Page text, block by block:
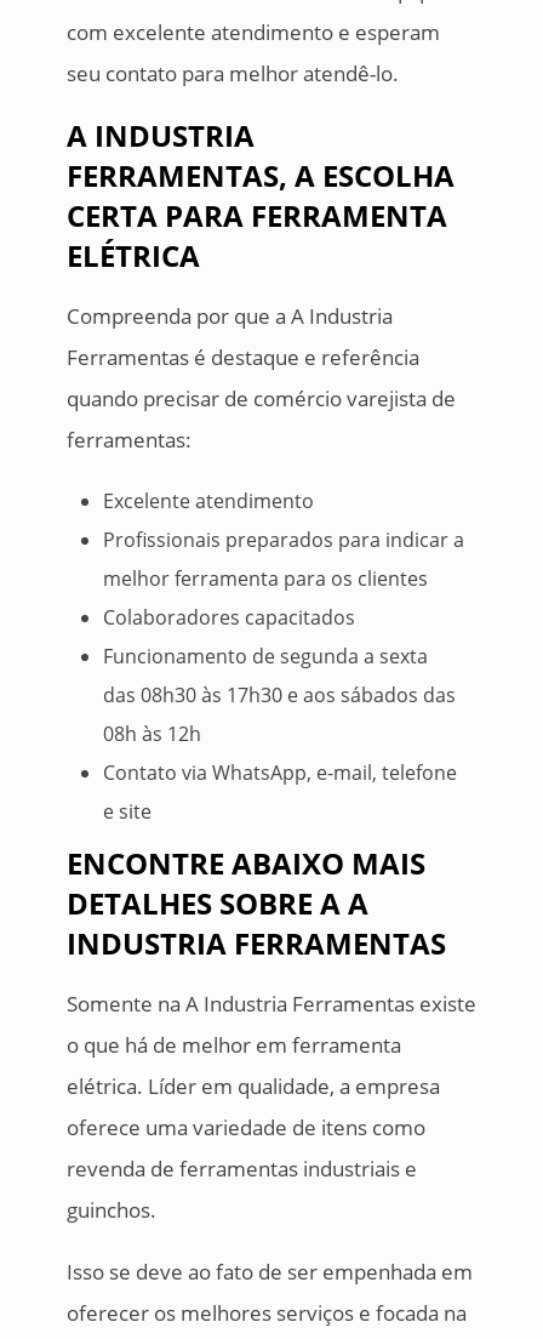
com excelente atendimento e esperam
seu contato para melhor atendê-lo.
A INDUSTRIA
FERRAMENTAS, A ESCOLHA
CERTA PARA FERRAMENTA
ELÉTRICA
Compreenda por que a A Industria
Ferramentas é destaque e referência
quando precisar de comércio varejista de
ferramentas:
Excelente atendimento
Profissionais preparados para indicar a
melhor ferramenta para os clientes
Colaboradores capacitados
Funcionamento de segunda a sexta
das 08h30 às 17h30 e aos sábados das
08h às 12h
Contato via WhatsApp, e-mail, telefone
e site
ENCONTRE ABAIXO MAIS
DETALHES SOBRE A A
INDUSTRIA FERRAMENTAS
Somente na A Industria Ferramentas existe
o que há de melhor em ferramenta
elétrica. Líder em qualidade, a empresa
oferece uma variedade de itens como
revenda de ferramentas industriais e
guinchos.
Isso se deve ao fato de ser empenhada em
oferecer os melhores serviços e focada na